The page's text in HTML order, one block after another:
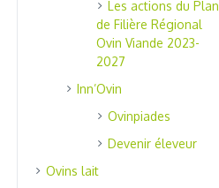
Les actions du Plan
de Filière Régional
Ovin Viande 2023-
2027
Inn’Ovin
Ovinpiades
Devenir éleveur
Ovins lait